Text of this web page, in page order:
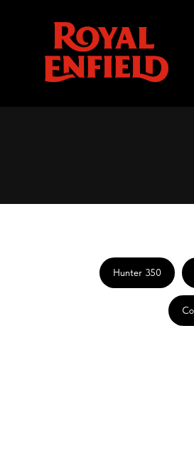
Hunter 350